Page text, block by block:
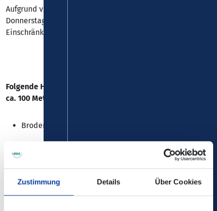
Zustimmung Details Über Cookies
Aufgrund von Bauarbeiten in Brodenbach, kommt es ab
Donnerstag, 14.11.2024 bis auf Weiteres zu
Einschränkungen bei den
Folgende Haltestelle wird in Fahrtrichtung Koblenz um
ca. 100 Meter vorverlegt:
Brodenbach, "Marktplatz"
Die Änderungen sind nicht in der elektronischen